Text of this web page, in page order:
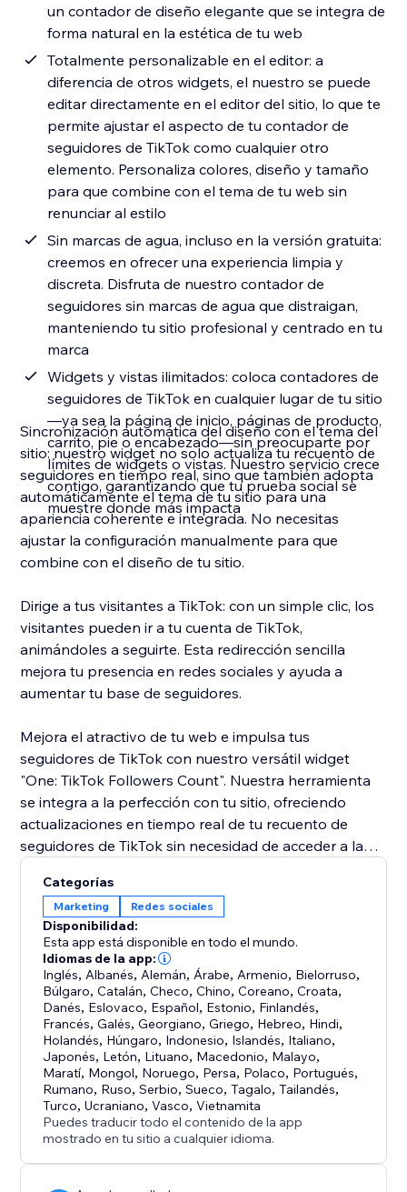
un contador de diseño elegante que se integra de
forma natural en la estética de tu web
Totalmente personalizable en el editor: a
diferencia de otros widgets, el nuestro se puede
editar directamente en el editor del sitio, lo que te
permite ajustar el aspecto de tu contador de
seguidores de TikTok como cualquier otro
elemento. Personaliza colores, diseño y tamaño
para que combine con el tema de tu web sin
renunciar al estilo
Sin marcas de agua, incluso en la versión gratuita:
creemos en ofrecer una experiencia limpia y
discreta. Disfruta de nuestro contador de
seguidores sin marcas de agua que distraigan,
manteniendo tu sitio profesional y centrado en tu
marca
Widgets y vistas ilimitados: coloca contadores de
seguidores de TikTok en cualquier lugar de tu sitio
—ya sea la página de inicio, páginas de producto,
carrito, pie o encabezado—sin preocuparte por
límites de widgets o vistas. Nuestro servicio crece
contigo, garantizando que tu prueba social se
muestre donde más impacta
Sincronización automática del diseño con el tema del
sitio: nuestro widget no solo actualiza tu recuento de
seguidores en tiempo real, sino que también adopta
automáticamente el tema de tu sitio para una
apariencia coherente e integrada. No necesitas
ajustar la configuración manualmente para que
combine con el diseño de tu sitio.
Dirige a tus visitantes a TikTok: con un simple clic, los
visitantes pueden ir a tu cuenta de TikTok,
animándoles a seguirte. Esta redirección sencilla
mejora tu presencia en redes sociales y ayuda a
aumentar tu base de seguidores.
Mejora el atractivo de tu web e impulsa tus
seguidores de TikTok con nuestro versátil widget
"One: TikTok Followers Count". Nuestra herramienta
se integra a la perfección con tu sitio, ofreciendo
actualizaciones en tiempo real de tu recuento de
seguidores de TikTok sin necesidad de acceder a la
Muestra tu popularidad en TikTok con "One: TikTok
Followers Count" y convierte tu web en un centro de
interacción social y crecimiento de marca.
Categorías
Marketing Redes sociales
Disponibilidad:
Esta app está disponible en todo el mundo.
Idiomas de la app:
Inglés, Albanés, Alemán, Árabe, Armenio, Bielorruso,
Búlgaro,Catalán,Checo,Chino,Coreano,Croata,
Danés, Eslovaco, Español, Estonio, Finlandés,
Francés,Galés,Georgiano,Griego, Hebreo, Hindi,
Holandés, Húngaro, Indonesio, Islandés, Italiano,
Japonés, Letón, Lituano, Macedonio, Malayo,
Maratí, Mongol, Noruego, Persa, Polaco, Portugués,
Rumano, Ruso,Serbio,Sueco,Tagalo,Tailandés,
Turco,Ucraniano,Vasco,Vietnamita
Puedes traducir todo el contenido de la app
mostrado en tu sitio a cualquier idioma.